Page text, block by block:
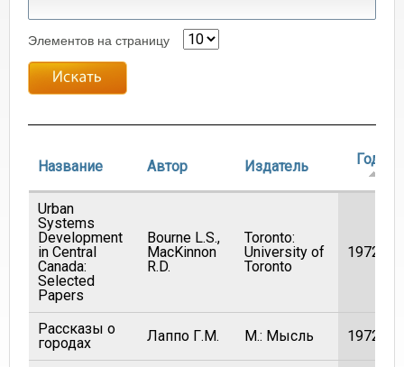
Элементов на страницу
Название Автор Издатель Год
Urban
Systems
Development
in Central
Canada:
Selected
Papers
Bourne L.S.,
MacKinnon
R.D.
Toronto:
University of
Toronto
1972
Рассказы о
городах
Лаппо Г.М. М.: Мысль 1972